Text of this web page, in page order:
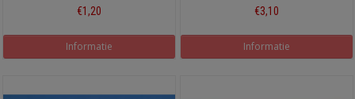
€1,20
Informatie
€3,10
Informatie